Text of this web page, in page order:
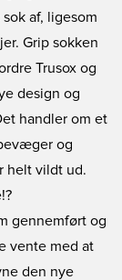
sok af, ligesom
Grip sokken
Trusox og
design og
handler om et
og
helt vildt ud.
gennemført og
vente med at
den nye